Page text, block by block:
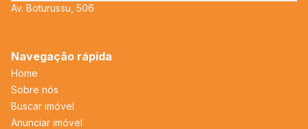
Av. Boturussu, 506
Navegação rápida
Home
Sobre nós
Buscar imóvel
Anunciar imóvel